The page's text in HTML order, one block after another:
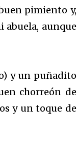
pimiento y,
abuela, aunque
y un puñadito
chorreón de
y un toque de